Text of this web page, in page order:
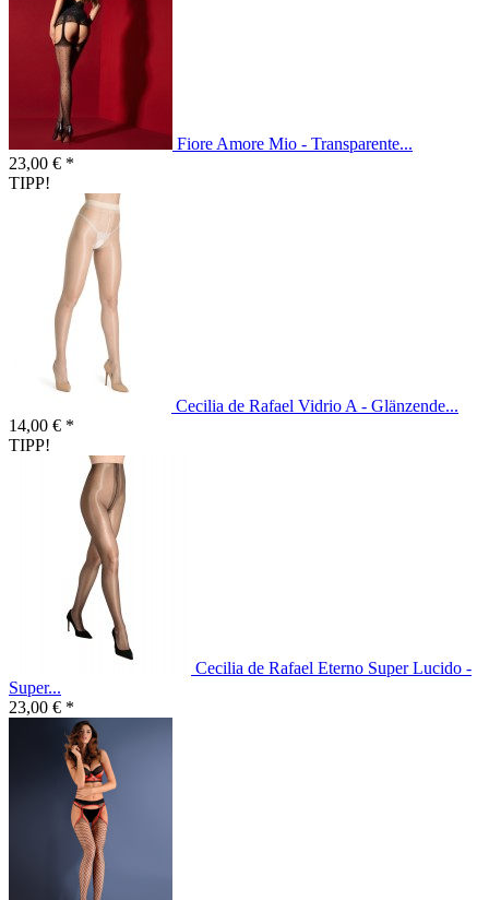
Fiore Amore Mio - Transparente...
23,00 € *
TIPP!
Cecilia de Rafael Vidrio A - Glänzende...
14,00 € *
TIPP!
Cecilia de Rafael Eterno Super Lucido -
Super...
23,00 € *